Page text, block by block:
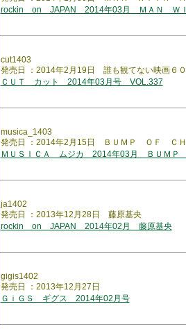
rockin on JAPAN 2014年03月 ＭＡＮ Ｗ
cut1403
発売日 ：2014年2月19日 誰も観てない映画６
ＣＵＴ カット 2014年03月号 VOL.337
musica_1403
発売日 ：2014年2月15日 ＢＵＭＰ ＯＦ ＣＨ
ＭＵＳＩＣＡ ムジカ 2014年03月 ＢＵＭＰ
ja1402
発売日 ：2013年12月28日 藤原基央
rockin on JAPAN 2014年02月 藤原基央
gigis1402
発売日 ：2013年12月27日
ＧｉＧＳ ギグス 2014年02月号